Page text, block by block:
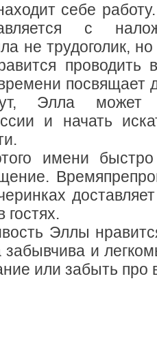
себе
с
не трудоголик,
проводить
посвящает
Элла может
и начать
имени
Эллы
и
или забыть про